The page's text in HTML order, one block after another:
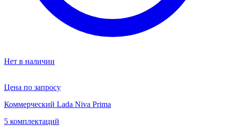
Нет в наличии
Цена по запросу
Коммерческий Lada Niva Prima
5 комплектаций